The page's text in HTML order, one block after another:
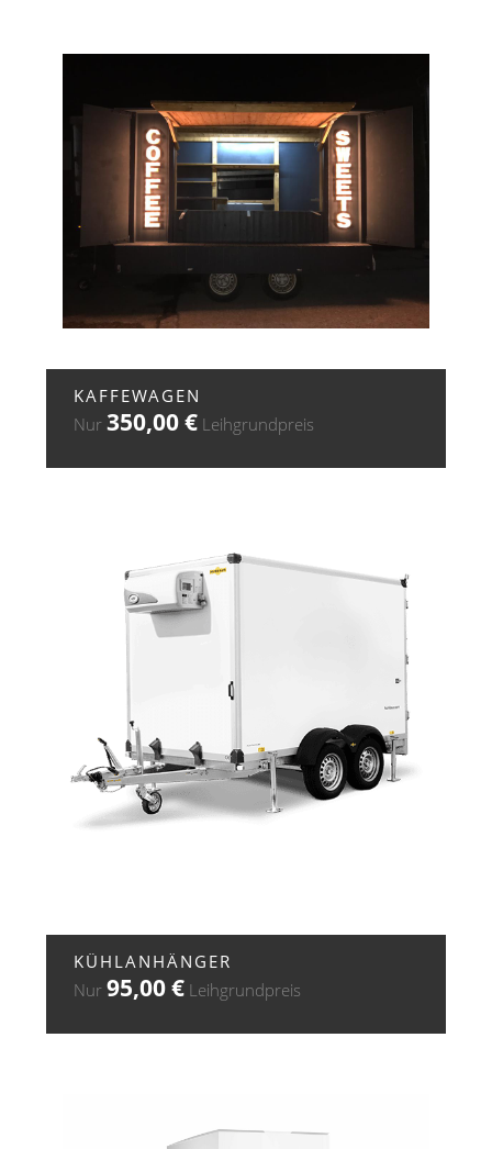
KAFFEWAGEN
Nur350,00€ Leihgrundpreis
KÜHLANHÄNGER
Nur95,00€ Leihgrundpreis